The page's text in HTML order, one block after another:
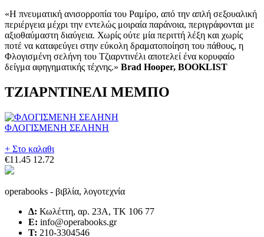
«Η πνευματική ανισορροπία του Ραμίρο, από την απλή σεξουαλική
περιέργεια μέχρι την εντελώς μοιραία παράνοια, περιγράφονται με
αξιοθαύμαστη διαύγεια. Χωρίς ούτε μία περιττή λέξη και χωρίς
ποτέ να καταφεύγει στην εύκολη δραματοποίηση του πάθους, η
Φλογισμένη σελήνη του Τζιαρντινέλι αποτελεί ένα κορυφαίο
δείγμα αφηγηματικής τέχνης.» Brad Hooper, BOOKLIST
ΤΖΙΑΡΝΤΙΝΕΛΙ ΜΕΜΠΟ
ΦΛΟΓΙΣΜΕΝΗ ΣΕΛΗΝΗ
+ Στο καλαθι
€11.45 12.72
operabooks - βιβλία, λογοτεχνία
Δ: Κωλέττη, αρ. 23Α, ΤΚ 106 77
E: info@operabooks.gr
Τ: 210-3304546